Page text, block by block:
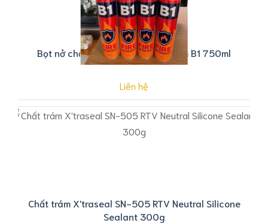
Bọt nở chống cháy Apollo PU Foam B1 750ml
Liên hệ
Chất trám X'traseal SN-505 RTV Neutral Silicone
Sealant 300g